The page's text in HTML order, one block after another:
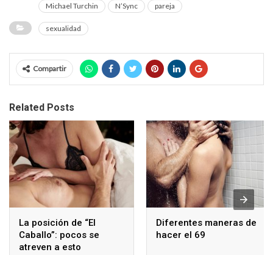
Michael Turchin
N’Sync pareja
sexualidad
Compartir
Related Posts
La posición de “El
Caballo”: pocos se
atreven a esto
Diferentes maneras de
hacer el 69